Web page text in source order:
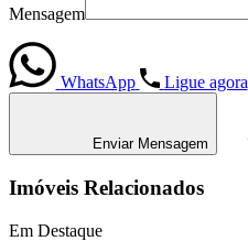
Mensagem
WhatsApp Ligue agora
Enviar Mensagem
Imóveis Relacionados
Em Destaque